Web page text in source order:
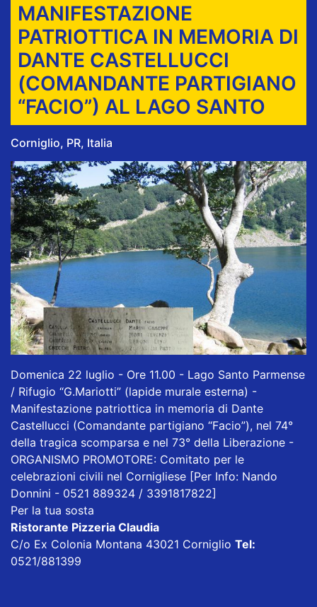
MANIFESTAZIONE
PATRIOTTICA IN MEMORIA DI
DANTE CASTELLUCCI
(COMANDANTE PARTIGIANO
“FACIO”) AL LAGO SANTO
Corniglio, PR, Italia
Domenica 22 luglio - Ore 11.00 - Lago Santo Parmense
/ Rifugio “G.Mariotti” (lapide murale esterna) -
Manifestazione patriottica in memoria di Dante
Castellucci (Comandante partigiano “Facio”), nel 74°
della tragica scomparsa e nel 73° della Liberazione -
ORGANISMO PROMOTORE: Comitato per le
celebrazioni civili nel Cornigliese [Per Info: Nando
Donnini - 0521 889324 / 3391817822]
Per la tua sosta
Ristorante Pizzeria Claudia
C/o Ex Colonia Montana 43021 Corniglio Tel:
0521/881399